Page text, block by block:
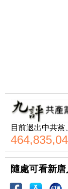
目前退出中共
隨處可看新唐